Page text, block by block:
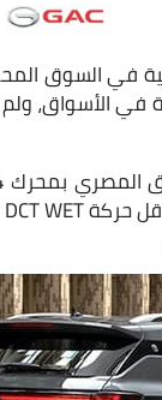
في السوق
الأسواق،